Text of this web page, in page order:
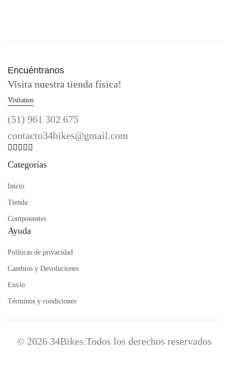
Encuéntranos
Visita nuestra tienda física!
Visítanos
(51) 961 302 675
contacto34bikes@gmail.com
Categorías
Inicio
Tienda
Componentes
Ayuda
Políticas de privacidad
Cambios y Devoluciones
Envío
Términos y condiciones
© 2026 34Bikes.Todos los derechos reservados